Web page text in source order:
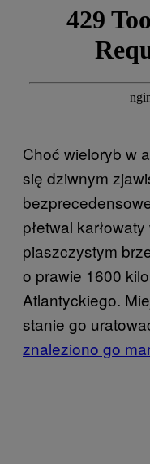
Choć wieloryb w
się dziwnym
płetwal
piaszczystym
o prawie 1600
Atlantyckiego.
stanie go
znaleziono go